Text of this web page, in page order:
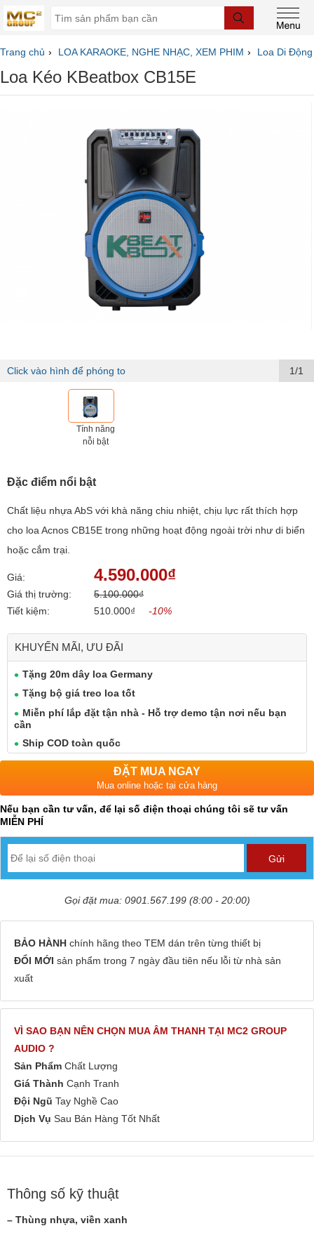
Trang chủ LOA KARAOKE, NGHE NHẠC, XEM PHIM Loa Di Động
Loa Kéo KBeatbox CB15E
Click vào hình để phóng to 1/1
Tính năng
nỗi bật
Đặc điểm nổi bật
Chất liệu nhựa AbS với khà năng chiu nhiệt, chịu lực rất thích hợp
cho loa Acnos CB15E trong những hoạt động ngoài trời như di biển
hoặc cắm trại.
Giá: 4.590.000₫
Giá thị trường:
5.100.000₫
Tiết kiệm:
510.000₫ -10%
KHUYẾN MÃI, ƯU ĐÃI
Tặng 20m dây loa Germany
Tặng bộ giá treo loa tốt
Miễn phí lắp đặt tận nhà - Hỗ trợ demo tận nơi nếu bạn
cần
Ship COD toàn quốc
ĐẶT MUA NGAY
Mua online hoặc tại cửa hàng
Nếu bạn cần tư vấn, để lại số điện thoại chúng tôi sẽ tư vấn
MIỄN PHÍ
Gọi đặt mua: 0901.567.199 (8:00 - 20:00)
BẢO HÀNH chính hãng theo TEM dán trên từng thiết bị
ĐỔI MỚI sản phẩm trong 7 ngày đầu tiên nếu lỗi từ nhà sản
xuất
VÌ SAO BẠN NÊN CHỌN MUA ÂM THANH TẠI MC2 GROUP
AUDIO ?
Sản Phẩm Chất Lượng
Giá Thành Cạnh Tranh
Đội Ngũ Tay Nghề Cao
Dịch Vụ Sau Bán Hàng Tốt Nhất
Thông số kỹ thuật
– Thùng nhựa, viền xanh